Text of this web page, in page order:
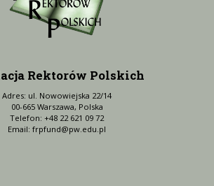
Rektorów Polskich
Adres: ul. Nowowiejska 22/14
00-665 Warszawa, Polska
Telefon: +48 22 621 09 72
Email: frpfund@pw.edu.pl